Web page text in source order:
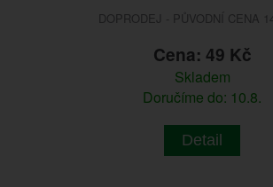
DOPRODEJ - PŮVODNÍ CENA
Cena: 49 Kč
Skladem
Doručíme do: 10.8.
Detail